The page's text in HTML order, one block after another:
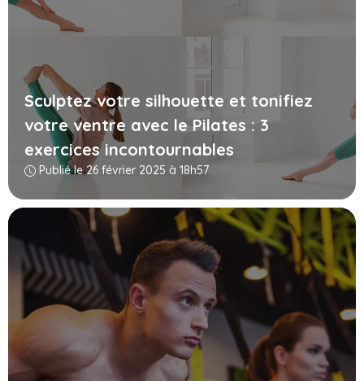
Sculptez votre silhouette et tonifiez
votre ventre avec le Pilates : 3
exercices incontournables
Publié le 26 février 2025 à 18h57